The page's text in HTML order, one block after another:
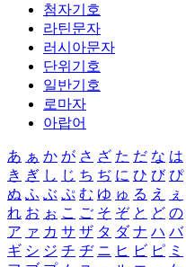
첨자기호
라틴문자
러시아문자
단위기호
일반기호
로마자
아랍어
あ ぁ か が さ ざ た だ な は
き ぎ し じ ち ぢ に ひ び ぴ
ぬ ふ ぶ ぷ む ゆ ゅ る え ぇ
れ お ぉ こ ご そ ぞ と ど の
ア ァ カ サ ザ タ ダ ナ ハ バ
ギ シ ジ チ ヂ ニ ヒ ビ ピ ミ